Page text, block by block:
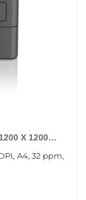
X 1200
A4, 32 ppm,